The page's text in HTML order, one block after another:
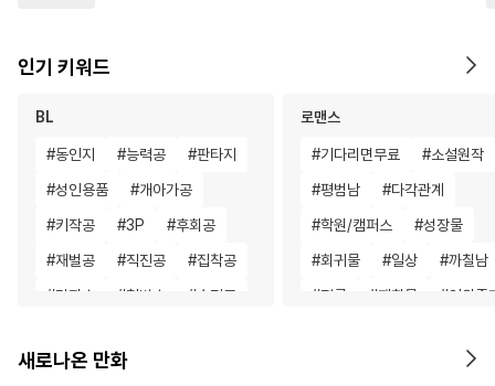
인기 키워드
BL
#동인지 #능력공 #판타지
#성인용품 #개아가공
#키작공 #3P #후회공
#재벌공 #직진공 #집착공
#감자수 #철벽수 # 순정공
#존댓말공
로맨스
#기다리면무료 #소설원작
#평범남 #다각관계
#학원/캠퍼스 #성장물
#회귀물 #일상 #까칠남
#절륜 #재회물 #인외존
#
새로나온 만화